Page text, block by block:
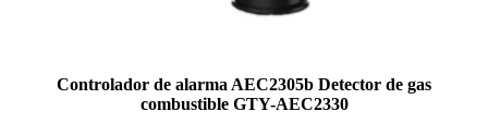
Controlador de alarma AEC2305b Detector de gas
combustible GTY-AEC2330